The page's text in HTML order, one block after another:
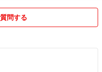
記してください。
ませんのであらかじめご了承く
問する